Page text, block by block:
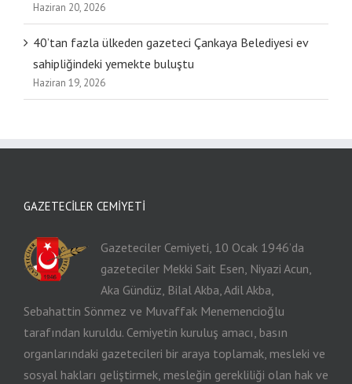
Haziran 20, 2026
40’tan fazla ülkeden gazeteci Çankaya Belediyesi ev
sahipliğindeki yemekte buluştu
Haziran 19, 2026
GAZETECILER CEMIYETI
Gazeteciler Cemiyeti, 10 Ocak 1946’da
gazeteciler Mekki Sait Esen, Niyazi Acun,
Aka Gündüz, Bilal Akba, Adil Akba,
Sebahattin Sönmez ve Muvaffak Menemencioğlu
tarafından kuruldu. Cemiyetin kuruluş amacı, basın
organlarındaki gazetecileri bir araya toplamak, mesleki ve
sosyal hakları geliştirmek, mesleğin gerekliliği olan hak ve